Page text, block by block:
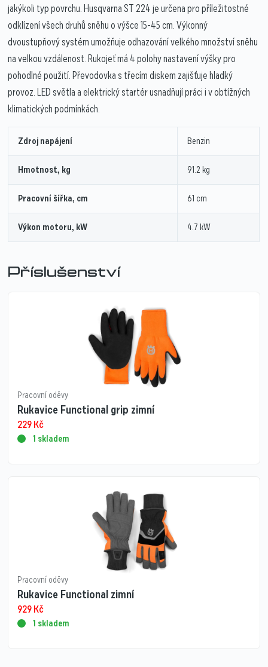
jakýkoli typ povrchu. Husqvarna ST 224 je určena pro příležitostné
odklízení všech druhů sněhu o výšce 15-45 cm. Výkonný
dvoustupňový systém umožňuje odhazování velkého množství sněhu
na velkou vzdálenost. Rukojeť má 4 polohy nastavení výšky pro
pohodlné použití. Převodovka s třecím diskem zajišťuje hladký
provoz. LED světla a elektrický startér usnadňují práci i v obtížných
klimatických podmínkách.
Zdroj napájení Benzin
Hmotnost, kg 91.2 kg
Pracovní šířka, cm 61 cm
Výkon motoru, kW 4.7 kW
Příslušenství
Pracovní oděvy
Rukavice Functional grip zimní
229Kč
1 skladem
Pracovní oděvy
Rukavice Functional zimní
929Kč
1 skladem